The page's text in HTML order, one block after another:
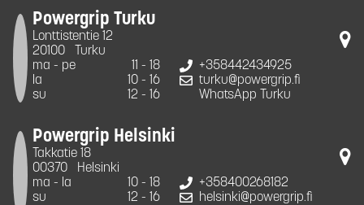
Powergrip Turku
Lonttistentie 12
20100
Turku
ma - pe
11 - 18
la
10 - 16
su
12 - 16
+358442434925
turku@powergrip.fi
WhatsApp Turku
Powergrip Helsinki
Takkatie 18
00370
Helsinki
ma - la
10 - 18
su
12 - 16
+358400268182
helsinki@powergrip.fi